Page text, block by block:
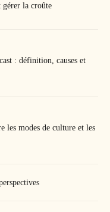
gérer la croûte
: définition, causes et
les modes de culture et les